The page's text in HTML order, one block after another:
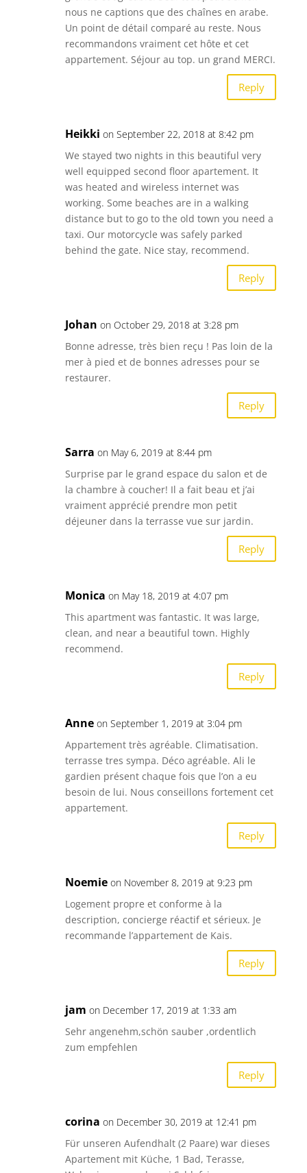
nous ne captions que des chaînes en arabe.
Un point de détail comparé au reste. Nous
recommandons vraiment cet hôte et cet
appartement. Séjour au top. un grand MERCI.
Reply
Heikki on September 22, 2018 at 8:42 pm
We stayed two nights in this beautiful very
well equipped second floor apartement. It
was heated and wireless internet was
working. Some beaches are in a walking
distance but to go to the old town you need a
taxi. Our motorcycle was safely parked
behind the gate. Nice stay, recommend.
Reply
Johan on October 29, 2018 at 3:28 pm
Bonne adresse, très bien reçu ! Pas loin de la
mer à pied et de bonnes adresses pour se
restaurer.
Reply
Sarra on May 6, 2019 at 8:44 pm
Surprise par le grand espace du salon et de
la chambre à coucher! Il a fait beau et j’ai
vraiment apprécié prendre mon petit
déjeuner dans la terrasse vue sur jardin.
Reply
Monica on May 18, 2019 at 4:07 pm
This apartment was fantastic. It was large,
clean, and near a beautiful town. Highly
recommend.
Reply
Anne on September 1, 2019 at 3:04 pm
Appartement très agréable. Climatisation.
terrasse tres sympa. Déco agréable. Ali le
gardien présent chaque fois que l’on a eu
besoin de lui. Nous conseillons fortement cet
appartement.
Reply
Noemie on November 8, 2019 at 9:23 pm
Logement propre et conforme à la
description, concierge réactif et sérieux. Je
recommande l’appartement de Kais.
Reply
jam on December 17, 2019 at 1:33 am
Sehr angenehm,schön sauber ,ordentlich
zum empfehlen
Reply
corina on December 30, 2019 at 12:41 pm
Für unseren Aufendhalt (2 Paare) war dieses
Apartement mit Küche, 1 Bad, Terasse,